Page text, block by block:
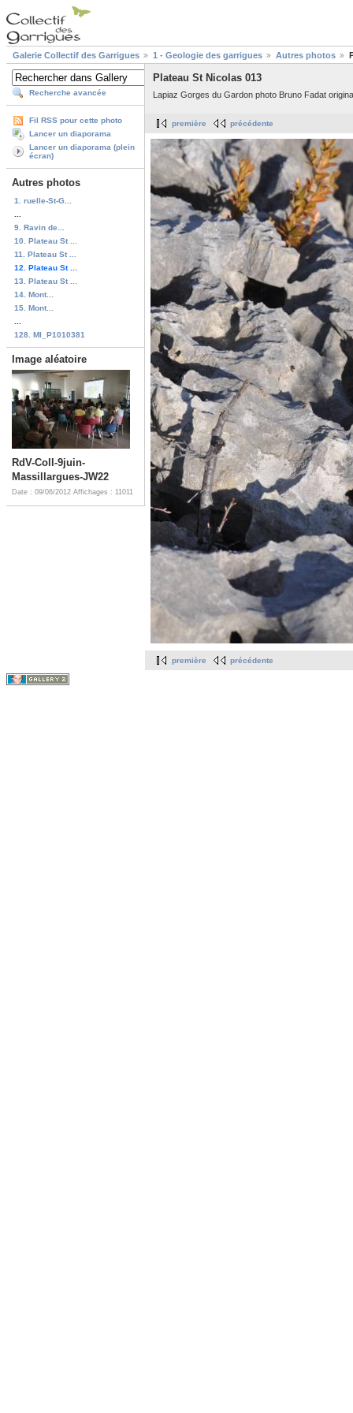
Galerie Collectif des Garrigues 1 - Geologie des garrigues Autres photos
Recherche avancée
Fil RSS pour cette photo
Lancer un diaporama
Lancer un diaporama (plein
écran)
Autres photos
1. ruelle-St-G...
9. Ravin de...
10. Plateau St ...
11. Plateau St ...
12. Plateau St ...
13. Plateau St ...
14. Mont...
15. Mont...
128. MI_P1010381
Image aléatoire
RdV-Coll-9juin-
Massillargues-JW22
Date : 09/06/2012 Affichages : 11011
Plateau St Nicolas 013
Lapiaz Gorges du Gardon photo Bruno Fadat
première précédente
première précédente